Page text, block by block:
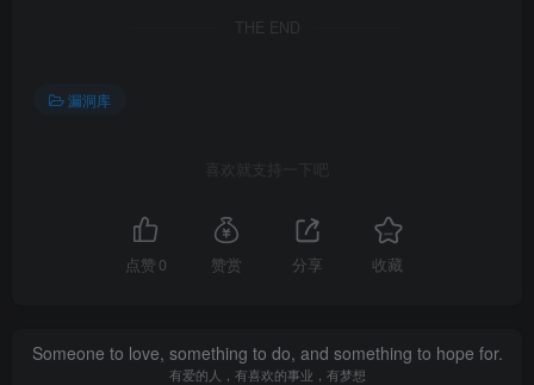
THE END
漏洞库
喜欢就支持一下吧
点赞 0 赞赏 分享 收藏
Someone to love, something to do, and something to hope for.
有爱的人，有喜欢的事业，有梦想